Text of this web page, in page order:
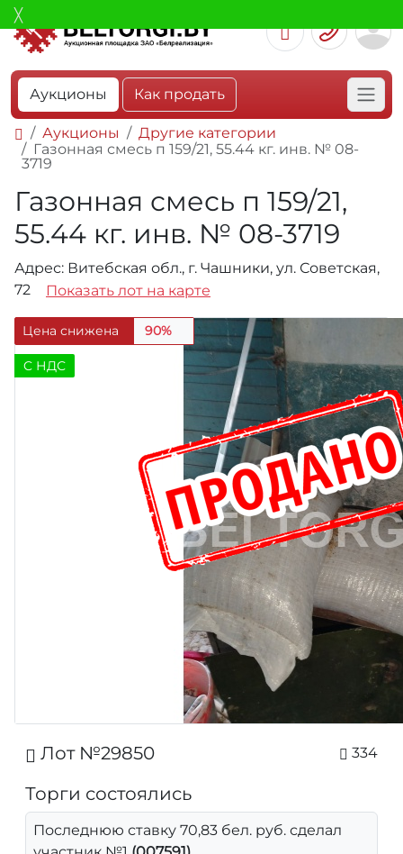
Аукционы Как продать
Аукционы
Другие категории
Газонная смесь п 159/21, 55.44 кг. инв. № 08-
3719
Газонная смесь п 159/21,
55.44 кг. инв. № 08-3719
Адрес: Витебская обл., г. Чашники, ул. Советская,
72
Показать лот на карте
Цена снижена 90%
C НДС
Лот №29850 334
Торги состоялись
Последнюю ставку 70,83 бел. руб. сделал